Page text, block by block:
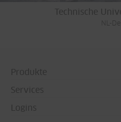
Technische
NL-
Produkte
Türsysteme
Services
Logins